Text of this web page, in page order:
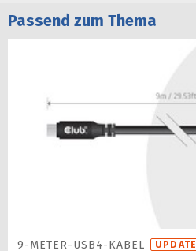
Passend zum Thema
9-METER-USB4-KABEL UPDATE